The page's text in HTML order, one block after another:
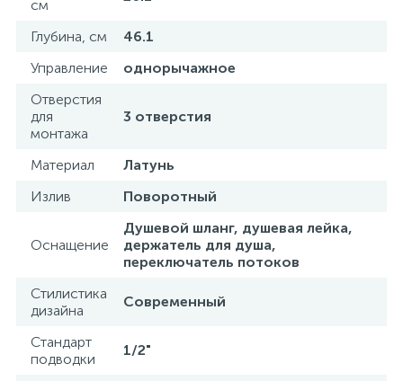
см
Глубина, см
46.1
Управление
однорычажное
Отверстия
для
монтажа
3 отверстия
Материал
Латунь
Излив
Поворотный
Оснащение
Душевой шланг, душевая лейка,
держатель для душа,
переключатель потоков
Стилистика
дизайна
Современный
Стандарт
подводки
1/2"